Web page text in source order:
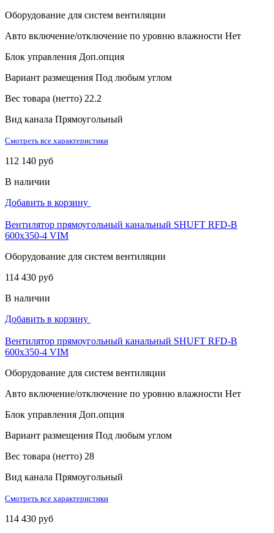
Оборудование для систем вентиляции
Авто включение/отключение по уровню влажности Нет
Блок управления Доп.опция
Вариант размещения Под любым углом
Вес товара (нетто) 22.2
Вид канала Прямоугольный
Смотреть все характеристики
112 140 руб
В наличии
Добавить в корзину
Вентилятор прямоугольный канальный SHUFT RFD-B
600х350-4 VIM
Оборудование для систем вентиляции
114 430 руб
В наличии
Добавить в корзину
Вентилятор прямоугольный канальный SHUFT RFD-B
600х350-4 VIM
Оборудование для систем вентиляции
Авто включение/отключение по уровню влажности Нет
Блок управления Доп.опция
Вариант размещения Под любым углом
Вес товара (нетто) 28
Вид канала Прямоугольный
Смотреть все характеристики
114 430 руб